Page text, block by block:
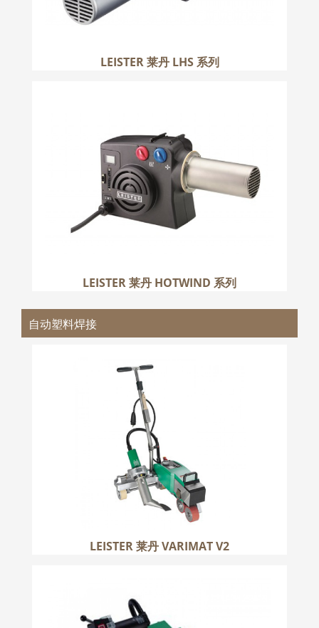
LEISTER 莱丹 LHS 系列
LEISTER 莱丹 HOTWIND 系列
更多
自动塑料焊接
LEISTER 莱丹 VARIMAT V2
LEISTER 莱丹 VARIMAT V2
更多